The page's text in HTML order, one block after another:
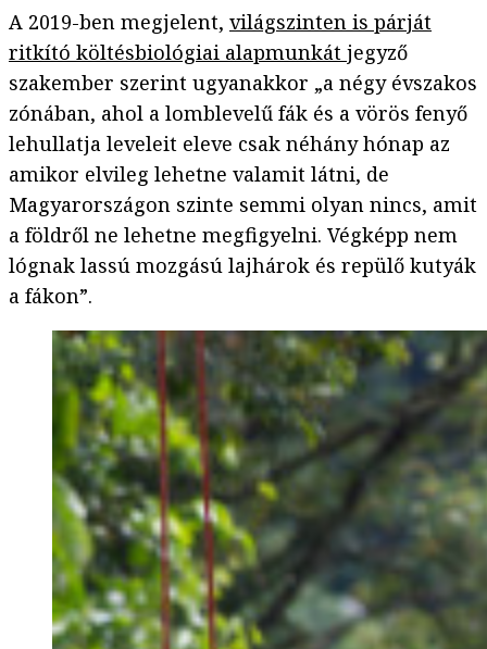
A 2019-ben megjelent, világszinten is párját
ritkító költésbiológiai alapmunkát jegyző
szakember szerint ugyanakkor „a négy évszakos
zónában, ahol a lomblevelű fák és a vörös fenyő
lehullatja leveleit eleve csak néhány hónap az
amikor elvileg lehetne valamit látni, de
Magyarországon szinte semmi olyan nincs, amit
a földről ne lehetne megfigyelni. Végképp nem
lógnak lassú mozgású lajhárok és repülő kutyák
a fákon”.